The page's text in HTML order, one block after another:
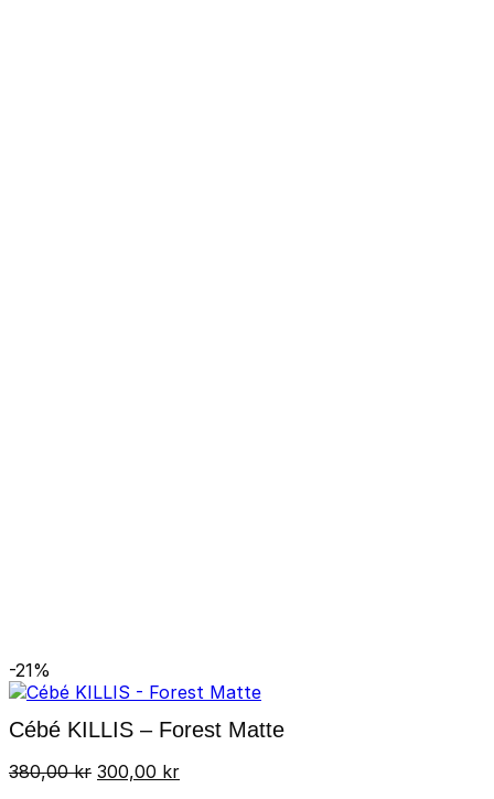
-21%
Cébé KILLIS – Forest Matte
380,00kr Det
300,00 krDet